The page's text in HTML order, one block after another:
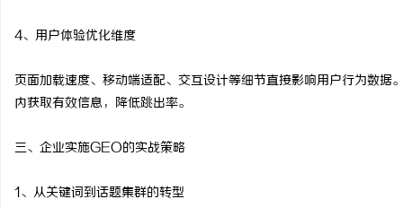
4、用户体验优化维度
页面加载速度、移动端适配、交互设计等细节直接影响用户行为数
内获取有效信息，降低跳出率。
三、企业实施GEO的实战策略
1、从关键词到话题集群的转型